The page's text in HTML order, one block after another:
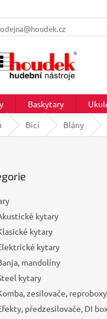
Baskytary
Bicí Blány
kytary
kytary
kytary
mandolíny
kytary
zesilovače, reproboxy
předzesilovače, DI